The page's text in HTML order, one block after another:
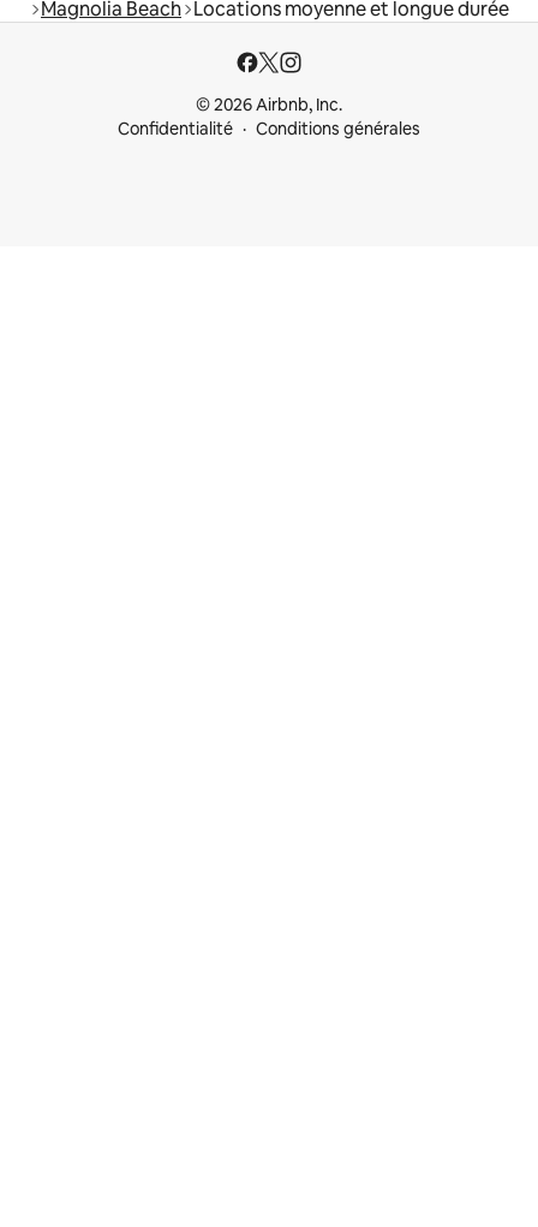
Magnolia Beach Locations moyenne et longue durée
© 2026 Airbnb, Inc.
Confidentialité
Conditions générales